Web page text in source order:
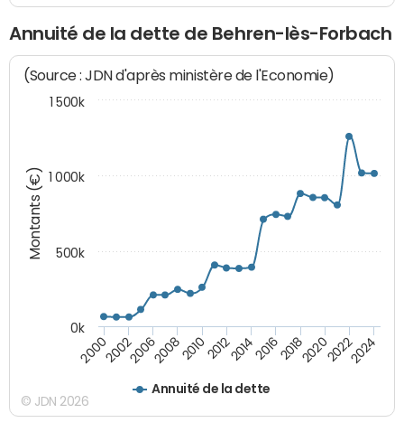
Annuité de la dette de Behren-lès-Forbach
Montants (€)
(Source : JDN d'après ministère de l'Economie)
Annuité de la dette
200020022006200820102012201420162018202020222024
0k
500k
1 000k
1 500k
© JDN 2026